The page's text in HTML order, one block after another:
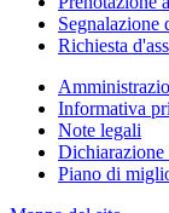
Segnalazione
Richiesta
Informativa
Note legali
Dichiarazione
Piano di